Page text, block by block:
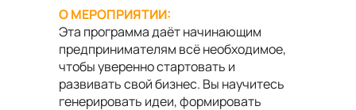
О МЕРОПРИЯТИИ:
Эта программа даёт начинающим
предпринимателям всё необходимое,
чтобы уверенно стартовать и
развивать свой бизнес. Вы научитесь
генерировать идеи, формировать